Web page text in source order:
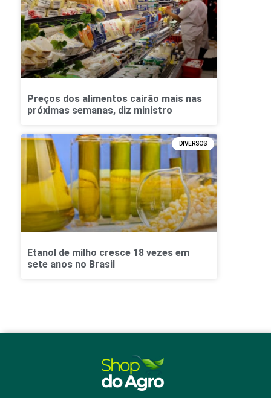
Preços dos alimentos cairão mais nas
próximas semanas, diz ministro
DIVERSOS
Etanol de milho cresce 18 vezes em
sete anos no Brasil